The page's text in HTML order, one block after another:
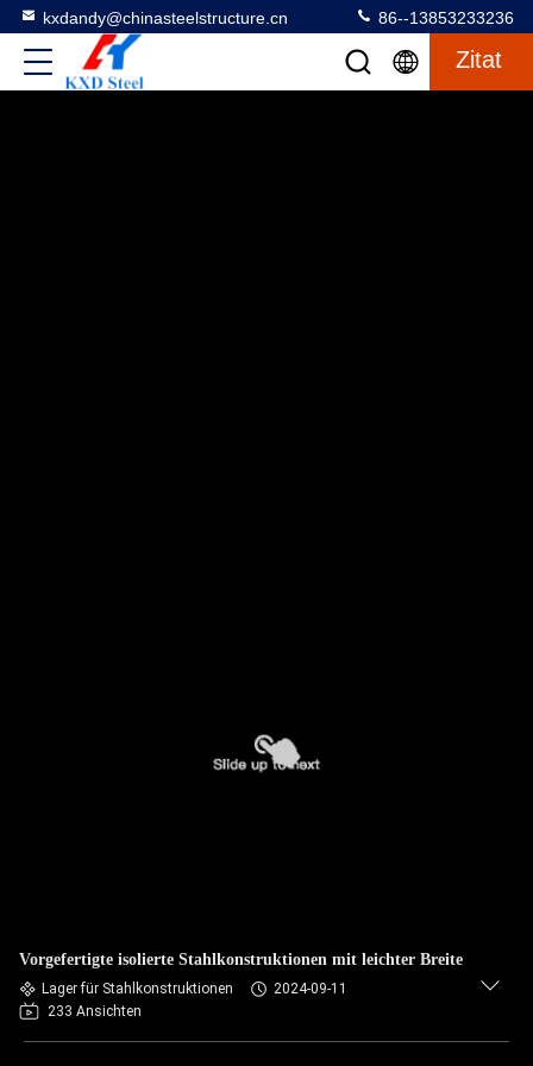
kxdandy@chinasteelstructure.cn 86--13853233236
Zitat
Vorgefertigte isolierte Stahlkonstruktionen mit leichter Breite
Lager für Stahlkonstruktionen
2024-09-11
233 Ansichten